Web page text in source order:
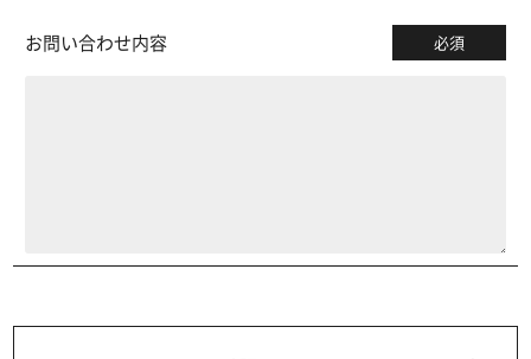
お問い合わせ内容 必須